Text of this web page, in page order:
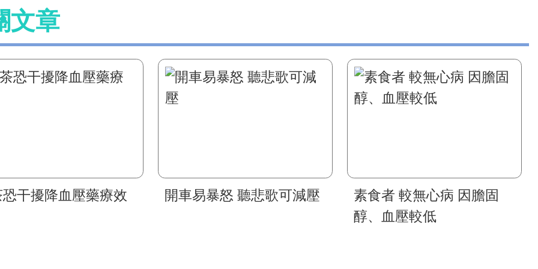
文章
干擾降血壓藥療效 開車易暴怒 聽悲歌可減壓
素食者 較無心病 因膽固
醇、血壓較低